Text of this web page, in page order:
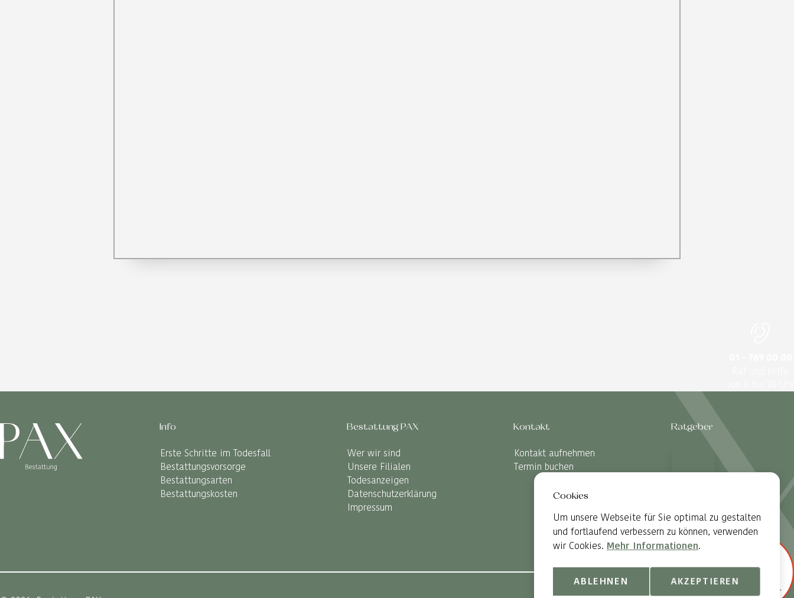
Info
Erste Schritte im Todesfall
Bestattungsvorsorge
Bestattungsarten
Bestattungskosten
Bestattung PAX
Wer wir sind
Unsere Filialen
Todesanzeigen
Datenschutzerklärung
Impressum
Kontakt
Kontakt aufnehmen
Termin buchen
Ratgeber
Cookies
Um unsere Webseite für Sie optimal zu gestalten
und fortlaufend verbessern zu können, verwenden
wir Cookies. Mehr Informationen.
AKZEPTIEREN
ABLEHNEN